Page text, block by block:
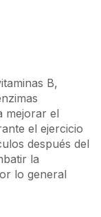
B,
mejorar el
el ejercicio
después del
la
lo general